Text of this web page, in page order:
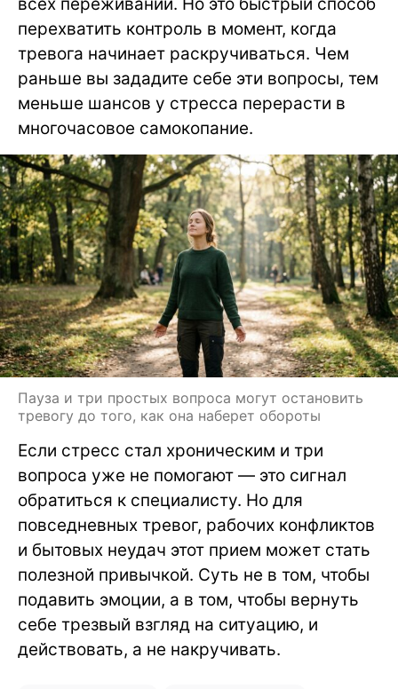
всех переживаний. Но это быстрый способ
перехватить контроль в момент, когда
тревога начинает раскручиваться. Чем
раньше вы зададите себе эти вопросы, тем
меньше шансов у стресса перерасти в
многочасовое самокопание.
Пауза и три простых вопроса могут остановить
тревогу до того, как она наберет обороты
Если стресс стал хроническим и три
вопроса уже не помогают — это сигнал
обратиться к специалисту. Но для
повседневных тревог, рабочих конфликтов
и бытовых неудач этот прием может стать
полезной привычкой. Суть не в том, чтобы
подавить эмоции, а в том, чтобы вернуть
себе трезвый взгляд на ситуацию, и
действовать, а не накручивать.